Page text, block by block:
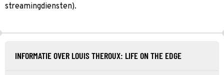
streamingdiensten).
INFORMATIE OVER LOUIS THEROUX: LIFE ON THE EDGE